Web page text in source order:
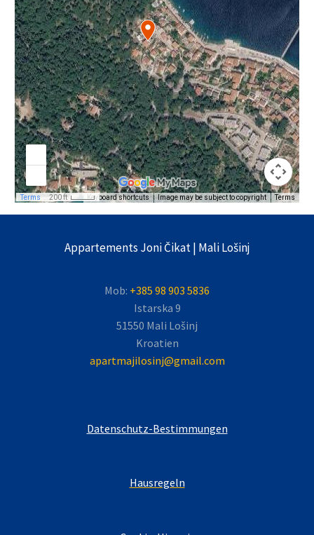
Appartements Joni Čikat | Mali Lošinj
Mob: +385 98 903 5836
Istarska 9
51550 Mali Lošinj
Kroatien
apartmajilosinj@gmail.com
Datenschutz-Bestimmungen
Hausregeln